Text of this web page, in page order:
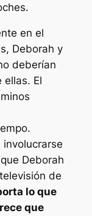
en el
Deborah y
deberían
ellas. El
Deborah
de
lo que
que